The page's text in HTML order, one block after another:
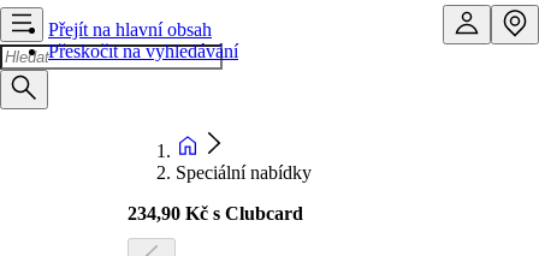
Přejít na hlavní obsah
Přeskočit na vyhledávání
Speciální nabídky
234,90 Kč s Clubcard